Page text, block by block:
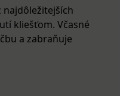
najdôležitejších
kliešťom. Včasné
a zabraňuje